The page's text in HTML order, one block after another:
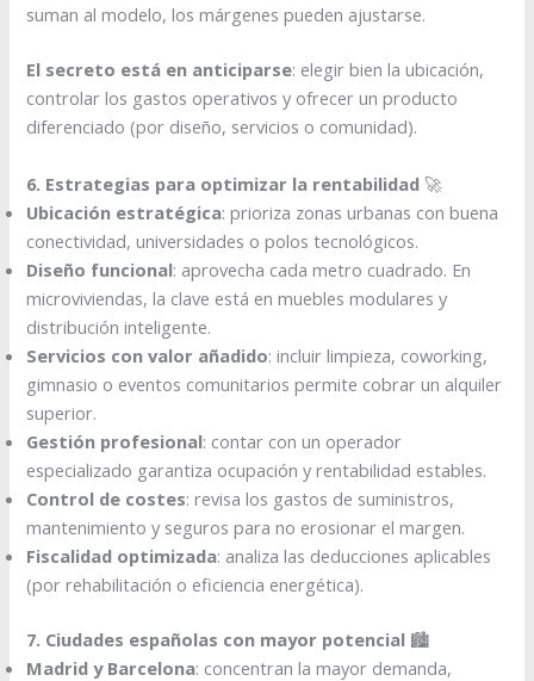
suman al modelo, los márgenes pueden ajustarse.
El secreto está en anticiparse: elegir bien la ubicación,
controlar los gastos operativos y ofrecer un producto
diferenciado (por diseño, servicios o comunidad).
6. Estrategias para optimizar la rentabilidad 🚀
Ubicación estratégica: prioriza zonas urbanas con buena
conectividad, universidades o polos tecnológicos.
Diseño funcional: aprovecha cada metro cuadrado. En
microviviendas, la clave está en muebles modulares y
distribución inteligente.
Servicios con valor añadido: incluir limpieza, coworking,
gimnasio o eventos comunitarios permite cobrar un alquiler
superior.
Gestión profesional: contar con un operador
especializado garantiza ocupación y rentabilidad estables.
Control de costes: revisa los gastos de suministros,
mantenimiento y seguros para no erosionar el margen.
Fiscalidad optimizada: analiza las deducciones aplicables
(por rehabilitación o eficiencia energética).
7. Ciudades españolas con mayor potencial 🏙️
Madrid y Barcelona: concentran la mayor demanda,